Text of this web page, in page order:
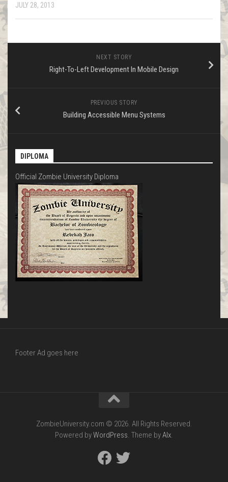
JULY 28, 2013
NEXT STORY
Right-To-Left Development In Mobile Design
PREVIOUS STORY
Building Accessible Menu Systems
DIPLOMA
Official Zombie University Diploma
Footer Ad goes here
ZombieUniversity.com © 2026. All Rights Reserved.
Powered byWordPress. Theme byAlx.